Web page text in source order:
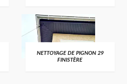
NETTOYAGE DE PIGNON 29
FINISTÈRE